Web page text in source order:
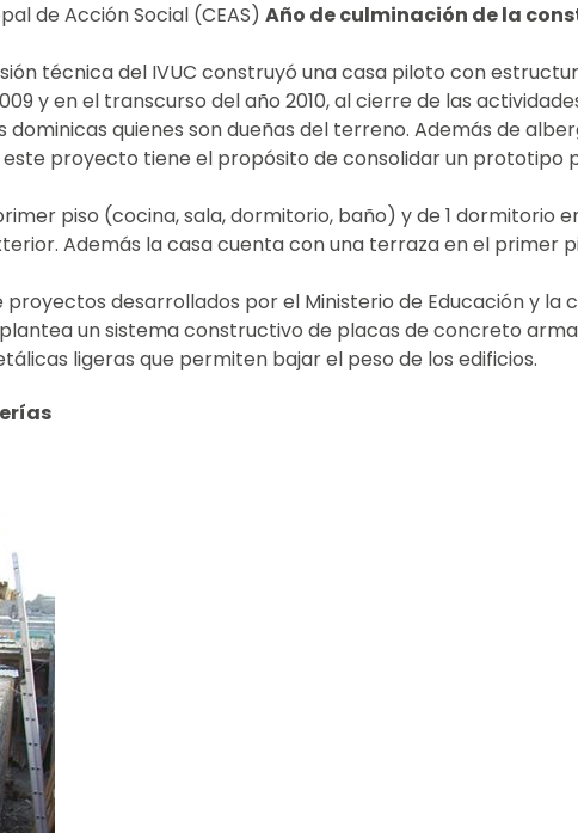
de Acción Social (CEAS) Año de culminación de la
técnica del IVUC construyó una casa piloto con
y en el transcurso del año 2010, al cierre de las
quienes son dueñas del terreno. Además de
proyecto tiene el propósito de consolidar un prototipo
piso (cocina, sala, dormitorio, baño) y de 1 dormitorio
Además la casa cuenta con una terraza en el primer
desarrollados por el Ministerio de Educación y la
un sistema constructivo de placas de concreto
ligeras que permiten bajar el peso de los edificios.